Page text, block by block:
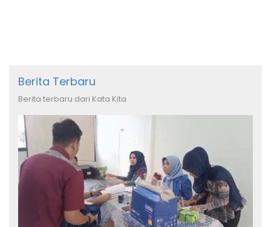
Berita Terbaru
Berita terbaru dari Kata Kita